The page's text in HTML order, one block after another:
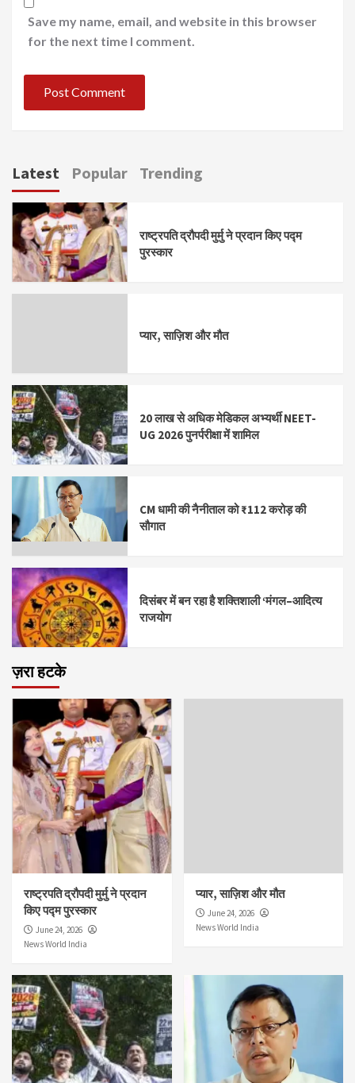
Save my name, email, and website in this browser
for the next time I comment.
Latest Popular Trending
राष्ट्रपति द्रौपदी मुर्मु ने प्रदान किए पद्म
पुरस्कार
प्यार, साज़िश और मौत
20 लाख से अधिक मेडिकल अभ्यर्थी NEET-
UG 2026 पुनर्परीक्षा में शामिल
CM धामी की नैनीताल को ₹112 करोड़ की
सौगात
दिसंबर में बन रहा है शक्तिशाली ‘मंगल–आदित्य
राजयोग
ज़रा हटके
राष्ट्रपति द्रौपदी मुर्मु ने प्रदान
किए पद्म पुरस्कार
June 24, 2026
News World India
प्यार, साज़िश और मौत
June 24, 2026
News World India